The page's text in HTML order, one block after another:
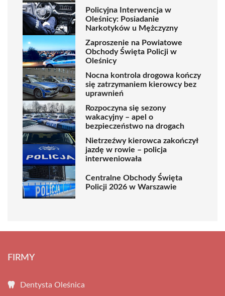
Policyjna Interwencja w
Oleśnicy: Posiadanie
Narkotyków u Mężczyzny
Zaproszenie na Powiatowe
Obchody Święta Policji w
Oleśnicy
Nocna kontrola drogowa kończy
się zatrzymaniem kierowcy bez
uprawnień
Rozpoczyna się sezony
wakacyjny – apel o
bezpieczeństwo na drogach
Nietrzeźwy kierowca zakończył
jazdę w rowie – policja
interweniowała
Centralne Obchody Święta
Policji 2026 w Warszawie
FIRMY
Dentysta Oleśnica